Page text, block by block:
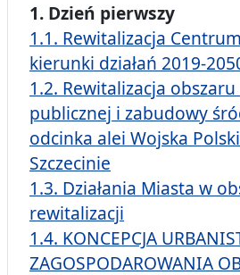
1. Dzień pierwszy
1.1. Rewitalizacja
kierunki działań 2019-
1.2. Rewitalizacja
publicznej i zabudowy
odcinka alei Wojska
Szczecinie
1.3. Działania Miasta w
rewitalizacji
1.4. KONCEPCJA
ZAGOSPODAROWANIA